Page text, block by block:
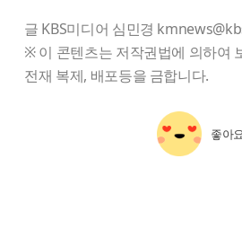
글 KBS미디어 심민경
※ 이 콘텐츠는 저작권법에 의하여
전재 복제, 배포등을 금합니다.
좋아